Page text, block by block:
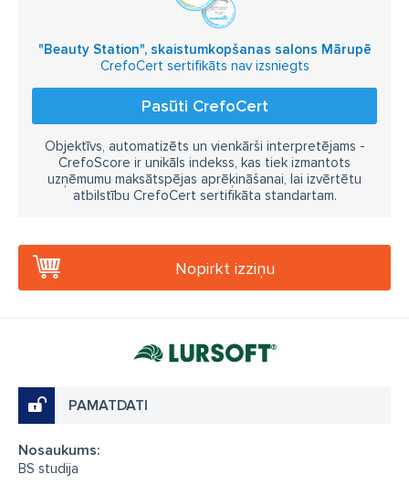
"Beauty Station", skaistumkopšanas salons Mārupē
CrefoCert sertifikāts nav izsniegts
Pasūti CrefoCert
Objektīvs, automatizēts un vienkārši interpretējams -
CrefoScore ir unikāls indekss, kas tiek izmantots
uzņēmumu maksātspējas aprēķināšanai, lai izvērtētu
atbilstību CrefoCert sertifikāta standartam.
Nopirkt izziņu
PAMATDATI
Nosaukums:
BS studija